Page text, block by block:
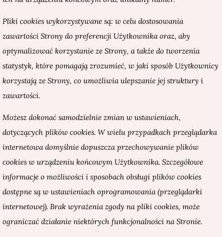
Pliki cookies wykorzystywane są: w celu dostosowania
zawartości Strony do preferencji Użytkownika oraz, aby
optymalizować korzystanie ze Strony, a także do tworzenia
statystyk, które pomagają zrozumieć, w jaki sposób Użytkownicy
korzystają ze Strony, co umożliwia ulepszanie jej struktury i
zawartości.
Możesz dokonać samodzielnie zmian w ustawieniach,
dotyczących plików cookies. W wielu przypadkach przeglądarka
internetowa domyślnie dopuszcza przechowywanie plików
cookies w urządzeniu końcowym Użytkownika. Szczegółowe
informacje o możliwości i sposobach obsługi plików cookies
dostępne są w ustawieniach oprogramowania (przeglądarki
internetowej). Brak wyrażenia zgody na pliki cookies, może
ograniczać działanie niektórych funkcjonalności na Stronie.